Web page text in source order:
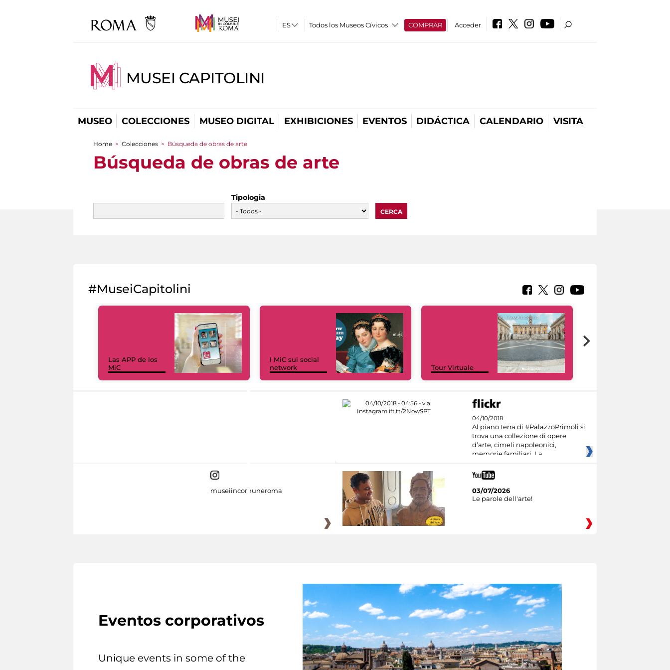
Todos los Museos Cívicos COMPRAR Acceder
MUSEI CAPITOLINI
MUSEO COLECCIONES MUSEO DIGITAL EXHIBICIONES EVENTOS DIDÁCTICA CALENDARIO VISITA
You are here
Home > Colecciones > Búsqueda de obras de arte
Búsqueda de obras de arte
Tipologia
#MuseiCapitolini
Las APP de los
MiC
I MiC sui social
network
Tour Virtuale
04/10/2018
Al piano terra di #PalazzoPrimoli si
trova una collezione di opere
d’arte, cimeli napoleonici,
memorie familiari. La
museiincomuneroma
03/07/2026
Le parole dell'arte!
Eventos corporativos
Unique events in some of the